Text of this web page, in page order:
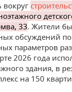
вокруг
33. Жители
обсуждений
параметров
2026 года
здания, в
на 150